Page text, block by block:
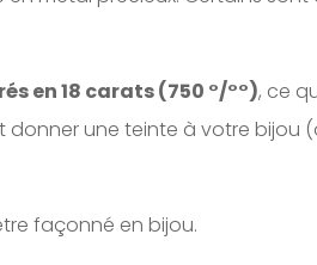
en 18 carats (750 °/°°), ce
donner une teinte à votre bijou
façonné en bijou.